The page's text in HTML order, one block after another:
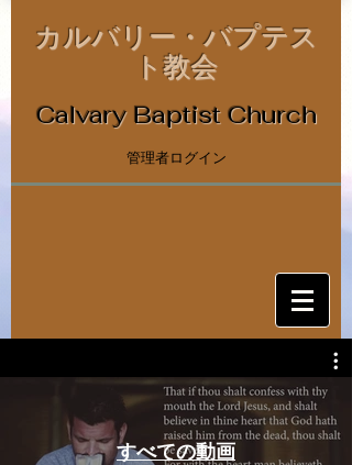
カルバリー・バプテス
ト教会
Calvary Baptist Church
管理者ログイン
すべての動画